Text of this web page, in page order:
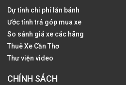
Dự tính chi phí lăn bánh
Ước tính trả góp mua xe
So sánh giá xe các hãng
Thuê Xe Cần Thơ
Thư viện video
CHÍNH SÁCH